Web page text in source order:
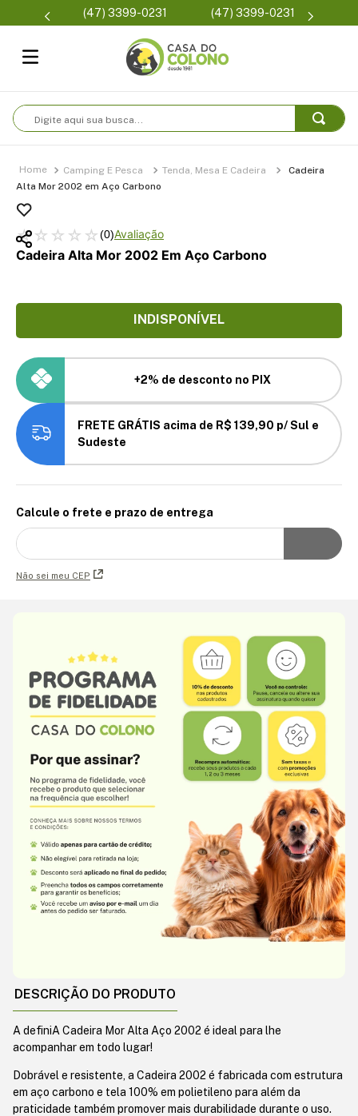
(47) 3399-0231 (47) 3399-0231
Digite aqui sua busca...
Camping E Pesca Tenda, Mesa E Cadeira
Cadeira
Alta Mor 2002 em Aço Carbono
☆☆ ☆ ☆ ☆(0)
Cadeira Alta Mor 2002 Em Aço Carbono
INDISPONÍVEL
+2% de desconto no PIX
FRETE GRÁTIS acima de R$ 139,90 p/ Sul e
Sudeste
Calcule o frete e prazo de entrega
Não sei meu CEP
DESCRIÇÃO DO PRODUTO
A definiA Cadeira Mor Alta Aço 2002 é ideal para lhe
acompanhar em todo lugar!
Dobrável e resistente, a Cadeira 2002 é fabricada com estrutura
em aço carbono e tela 100% em polietileno para além da
praticidade também promover mais durabilidade durante o uso.